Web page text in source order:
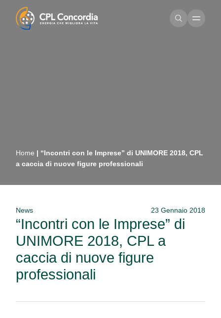
Home | “Incontri con le Imprese” di UNIMORE 2018, CPL
a caccia di nuove figure professionali
News 23 Gennaio 2018
“Incontri con le Imprese” di
UNIMORE 2018, CPL a
caccia di nuove figure
professionali